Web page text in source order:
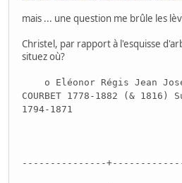
mais ... une question me brûle les
Christel, par rapport à l'esquisse
situez où?
o Eléonor Régis Jean
COURBET 1778-1882 (& 1816)
1794-1871
---------------